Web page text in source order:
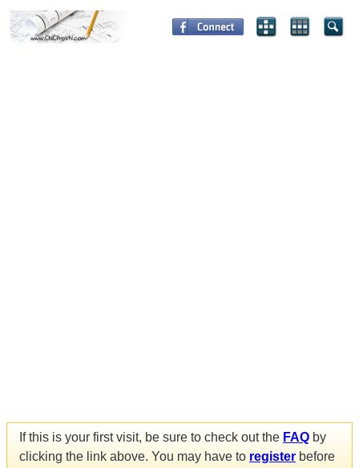
If this is your first visit, be sure to check out the FAQ by
clicking the link above. You may have to register before